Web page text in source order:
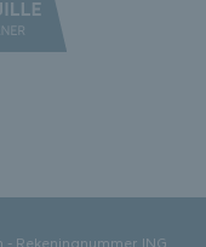
Rekeningnummer ING